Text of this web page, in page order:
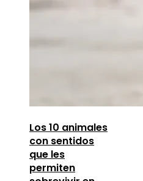
Los 10 animales
con sentidos
que les
permiten